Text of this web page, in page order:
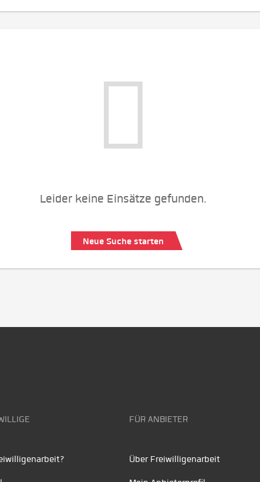
Leider keine Einsätze gefunden.
Neue Suche starten
FÜR ANBIETER
Über Freiwilligenarbeit